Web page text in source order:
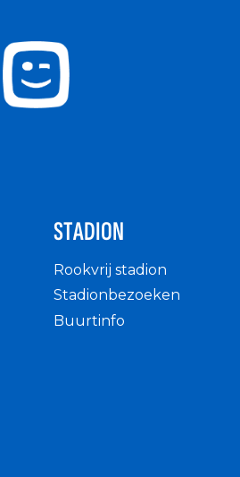
STADION
Rookvrij stadion
Stadionbezoeken
Buurtinfo